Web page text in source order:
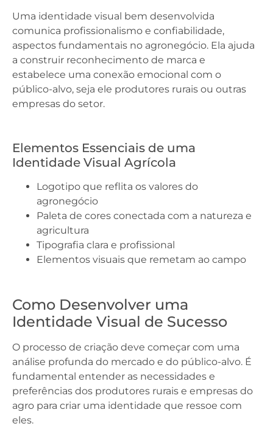
Uma identidade visual bem desenvolvida
comunica profissionalismo e confiabilidade,
aspectos fundamentais no agronegócio. Ela ajuda
a construir reconhecimento de marca e
estabelece uma conexão emocional com o
público-alvo, seja ele produtores rurais ou outras
empresas do setor.
Elementos Essenciais de uma
Identidade Visual Agrícola
Logotipo que reflita os valores do
agronegócio
Paleta de cores conectada com a natureza e
agricultura
Tipografia clara e profissional
Elementos visuais que remetam ao campo
Como Desenvolver uma
Identidade Visual de Sucesso
O processo de criação deve começar com uma
análise profunda do mercado e do público-alvo. É
fundamental entender as necessidades e
preferências dos produtores rurais e empresas do
agro para criar uma identidade que ressoe com
eles.